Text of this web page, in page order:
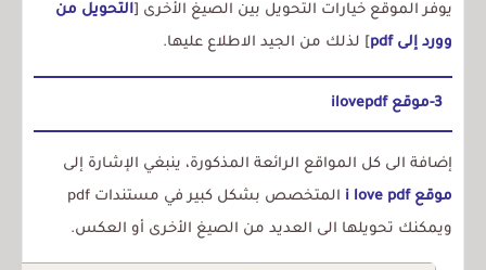
يوفر الموقع خيارات التحويل بين الصيغ الأخرى [ التحويل من
وورد إلى pdf
] لذلك من الجيد الاطلاع عليها.
3-موقع ilovepdf
إضافة الى كل المواقع الرائعة المذكورة، ينبغي الإشارة إلى
موقع i love pdf
المتخصص بشكل كبير في مستندات pdf
ويمكنك تحويلها الى العديد من الصيغ الأخرى أو العكس.